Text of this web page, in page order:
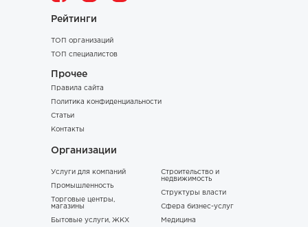
Рейтинги
ТОП организаций
ТОП специалистов
Прочее
Правила сайта
Политика конфиденциальности
Статьи
Контакты
Организации
Услуги для компаний
Промышленность
Торговые центры,
магазины
Бытовые услуги, ЖКХ
Строительство и
недвижимость
Структуры власти
Сфера бизнес-услуг
Медицина